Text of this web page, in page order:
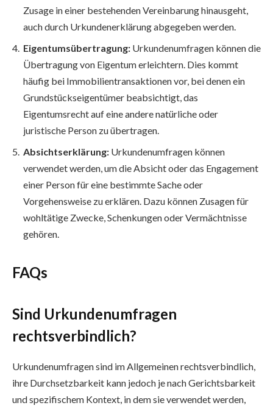
Zusage in einer bestehenden Vereinbarung hinausgeht,
auch durch Urkundenerklärung abgegeben werden.
Eigentumsübertragung: Urkundenumfragen können die
Übertragung von Eigentum erleichtern. Dies kommt
häufig bei Immobilientransaktionen vor, bei denen ein
Grundstückseigentümer beabsichtigt, das
Eigentumsrecht auf eine andere natürliche oder
juristische Person zu übertragen.
Absichtserklärung: Urkundenumfragen können
verwendet werden, um die Absicht oder das Engagement
einer Person für eine bestimmte Sache oder
Vorgehensweise zu erklären. Dazu können Zusagen für
wohltätige Zwecke, Schenkungen oder Vermächtnisse
gehören.
FAQs
Sind Urkundenumfragen
rechtsverbindlich?
Urkundenumfragen sind im Allgemeinen rechtsverbindlich,
ihre Durchsetzbarkeit kann jedoch je nach Gerichtsbarkeit
und spezifischem Kontext, in dem sie verwendet werden,